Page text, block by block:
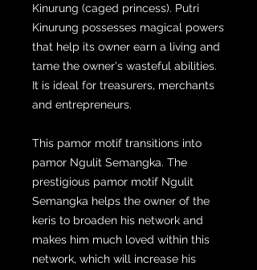
Kinurung (caged princess). Putri
Kinurung possesses magical powers
that help its owner earn a living and
tame the owner's wasteful abilities.
It is ideal for treasurers, merchants
and entrepreneurs.
This pamor motif transitions into
pamor Ngulit Semangka. The
prestigious pamor motif Ngulit
Semangka helps the owner of the
keris to broaden his network and
makes him much loved within this
network, which will increase his